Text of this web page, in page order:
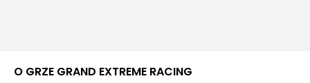
O GRZE GRAND EXTREME RACING